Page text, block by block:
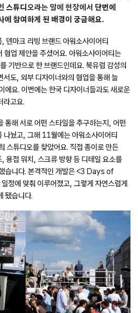
스튜디 오라는 말에 현장에서 단번에
에 참여하게 된 배경이 궁금해요.
덴마크 리빙 브랜드 아워소사이어티
업 제안을 주셨어요. 아워소사이어티는
기반으로 한 브랜드인데요. 북유럽 감성의
서도, 외부 디자이너와의 협업을 통해 늘
에요. 이번에는 한국 디자이너들과도 새로운
고요.
통해 서로 어떤 스타일을 추구하는지, 어떤
나눴고, 그해 11월에는 아워소사이어티
스튜디오를 찾았어요. 직접 종이로 만든
용접 위치, 스크류 방향 등 디테일 요소를
습니다. 본격적인 개발은 <3 Days of
정에 맞춰 이루어졌고, 그렇게 자연스럽게
됐습니다.